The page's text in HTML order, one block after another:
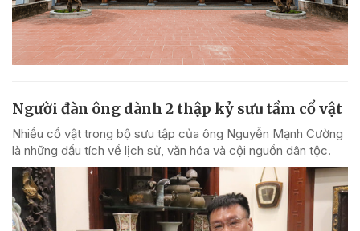
Người đàn ông dành 2 thập kỷ sưu tầm cổ vật
Nhiều cổ vật trong bộ sưu tập của ông Nguyễn Mạnh Cường
là những dấu tích về lịch sử, văn hóa và cội nguồn dân tộc.